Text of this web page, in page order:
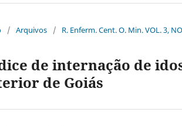
/ Arquivos / R. Enferm. Cent. O. Min. VOL. 3,
de internação de
de Goiás